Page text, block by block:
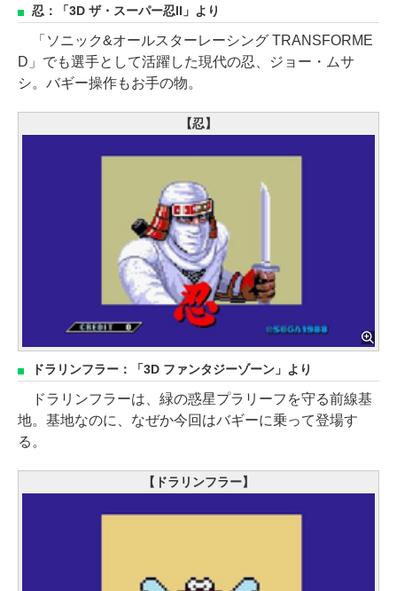
忍：「3D ザ・スーパー忍II」より
「ソニック&オールスターレーシング TRANSFORME
D」でも選手として活躍した現代の忍、ジョー・ムサ
シ。バギー操作もお手の物。
【忍】
ドラリンフラー：「3D ファンタジーゾーン」より
ドラリンフラーは、緑の惑星プラリーフを守る前線基
地。基地なのに、なぜか今回はバギーに乗って登場す
る。
【ドラリンフラー】